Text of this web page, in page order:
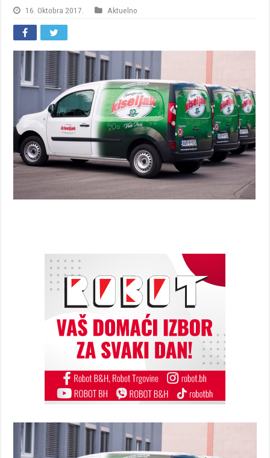
16. Oktobra 2017. Aktuelno